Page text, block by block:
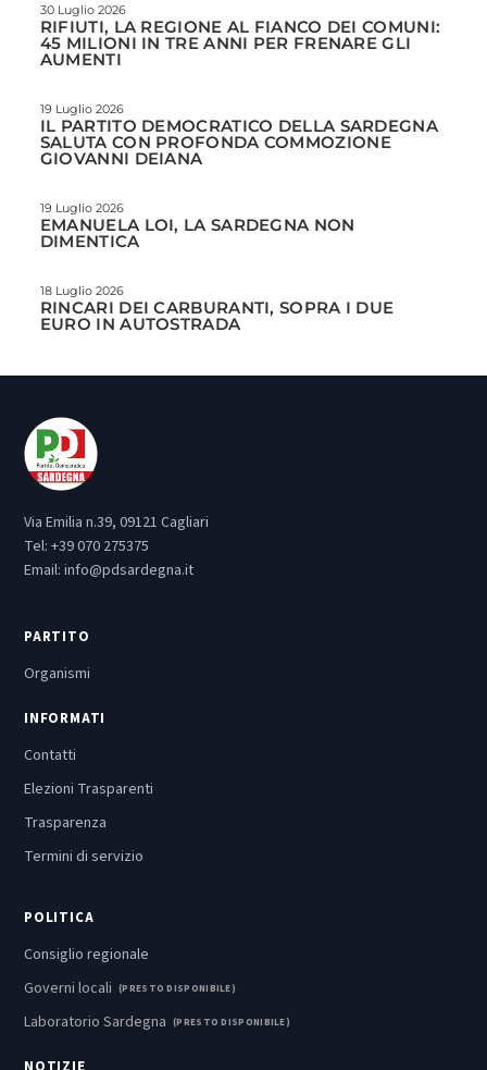
30 Luglio 2026
RIFIUTI, LA REGIONE AL FIANCO DEI COMUNI:
45 MILIONI IN TRE ANNI PER FRENARE GLI
AUMENTI
19 Luglio 2026
IL PARTITO DEMOCRATICO DELLA SARDEGNA
SALUTA CON PROFONDA COMMOZIONE
GIOVANNI DEIANA
19 Luglio 2026
EMANUELA LOI, LA SARDEGNA NON
DIMENTICA
18 Luglio 2026
RINCARI DEI CARBURANTI, SOPRA I DUE
EURO IN AUTOSTRADA
Via Emilia n.39, 09121 Cagliari
Tel: +39 070 275375
Email: info@pdsardegna.it
PARTITO
Organismi
INFORMATI
Contatti
Elezioni Trasparenti
Trasparenza
Termini di servizio
POLITICA
Consiglio regionale
Governi locali (PRESTO DISPONIBILE)
Laboratorio Sardegna (PRESTO DISPONIBILE)